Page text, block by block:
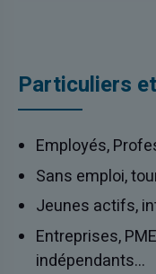
Particuliers
Employés,
Sans emploi,
Jeunes actifs,
Entreprises,
indépendants…